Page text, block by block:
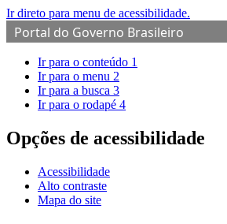
Ir direto para menu de acessibilidade.
Portal do Governo Brasileiro
Ir para o conteúdo 1
Ir para o menu 2
Ir para a busca 3
Ir para o rodapé 4
Opções de acessibilidade
Acessibilidade
Alto contraste
Mapa do site